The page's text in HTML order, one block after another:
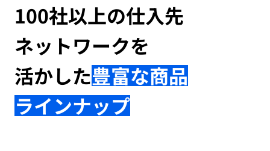
100社以上の仕入先
ネットワークを
活かした豊富な商品
ラインナップ